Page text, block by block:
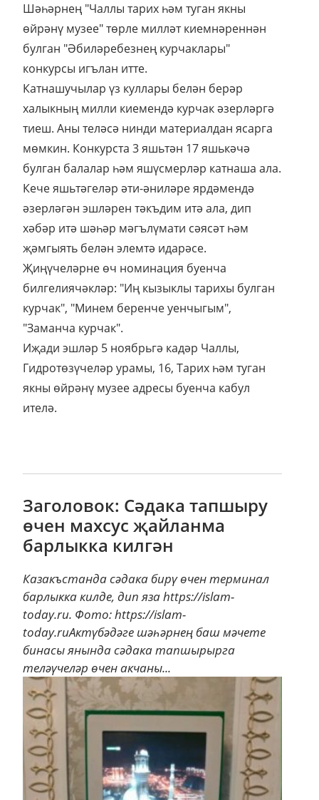
Шәһәрнең "Чаллы тарих һәм туган якны
өйрәнү музее" төрле милләт киемнәреннән
булган "Әбиләребезнең курчаклары"
конкурсы игълан итте.
Катнашучылар үз куллары белән берәр
халыкның милли киемендә курчак әзерләргә
тиеш. Аны теләсә нинди материалдан ясарга
мөмкин. Конкурста 3 яшьтән 17 яшькәчә
булган балалар һәм яшүсмерләр катнаша ала.
Кече яшьтәгеләр әти-әниләре ярдәмендә
әзерләгән эшләрен тәкъдим итә ала, дип
хәбәр итә шәһәр мәгълүмати сәясәт һәм
җәмгыять белән элемтә идарәсе.
Җиңүчеләрне өч номинация буенча
билгелиячәкләр: "Иң кызыклы тарихы булган
курчак", "Минем беренче уенчыгым",
"Заманча курчак".
Иҗади эшләр 5 ноябрьгә кадәр Чаллы,
Гидротөзүчеләр урамы, 16, Тарих һәм туган
якны өйрәнү музее адресы буенча кабул
ителә.
Заголовок: Сәдака тапшыру
өчен махсус җайланма
барлыкка килгән
Казакъстанда сәдака бирү өчен терминал
барлыкка килде, дип яза https://islam-
today.ru. Фото: https://islam-
today.ruАктүбәдәге шәһәрнең баш мәчете
бинасы янында сәдака тапшырырга
теләүчеләр өчен акчаны...